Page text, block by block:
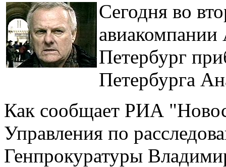
Сегодня во
Петербург
Петербурга
Как сообщает РИА
Управления по
Генпрокуратуры